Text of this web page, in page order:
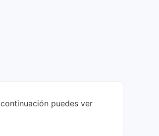
puedes ver